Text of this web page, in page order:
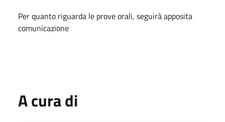
Per quanto riguarda le prove orali, seguirà apposita
comunicazione
A cura di